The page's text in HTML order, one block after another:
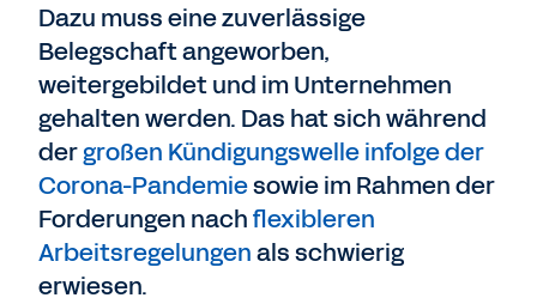
Dazu muss eine zuverlässige
Belegschaft angeworben,
weitergebildet und im Unternehmen
gehalten werden. Das hat sich während
dergroßen Kündigungswelle infolge der
Corona-Pandemiesowie im Rahmen der
Forderungen nachflexibleren
Arbeitsregelungenals schwierig
erwiesen.